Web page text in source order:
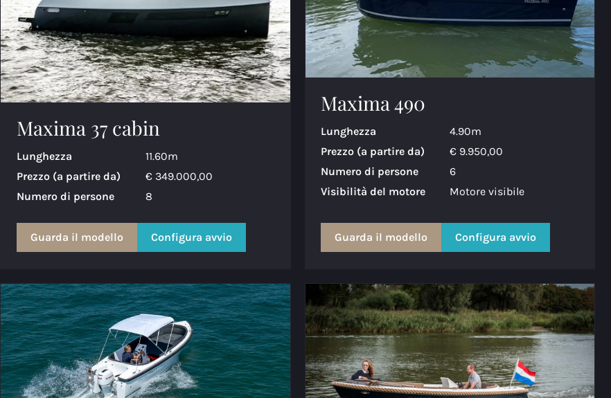
Maxima 37 cabin
Lunghezza
11.60m
Prezzo (a partire da)
€ 349.000,00
Numero di persone
8
Guarda il modello Configura avvio
Maxima 490
Lunghezza
4.90m
Prezzo (a partire da)
€ 9.950,00
Numero di persone
6
Visibilità del motore
Motore visibile
Guarda il modello Configura avvio